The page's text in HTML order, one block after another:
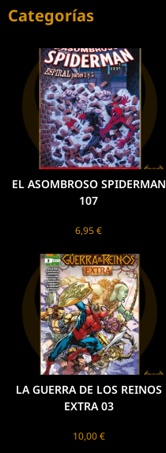
Categorías
EL ASOMBROSO SPIDERMAN
107
6,95€
LA GUERRA DE LOS REINOS
EXTRA 03
10,00€